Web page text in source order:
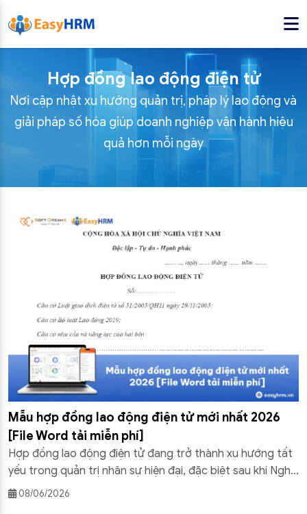
Hợp đồng lao động điện tử
Nơi cập nhật xu hướng quản trị, pháp lý lao động và
giải pháp số hóa giúp doanh nghiệp vận hành hiệu
quả hơn mỗi ngày
Mẫu hợp đồng lao động điện tử mới nhất 2026
[File Word tải miễn phí]
Hợp đồng lao động điện tử đang trở thành xu hướng tất
yếu trong quản trị nhân sự hiện đại, đặc biệt sau khi Nghị
định 337/2025/NĐ-CP chính thức có hiệu lực từ ngày
08/06/2026